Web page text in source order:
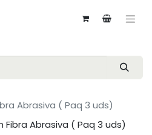
Abrasiva ( Paq 3 uds)